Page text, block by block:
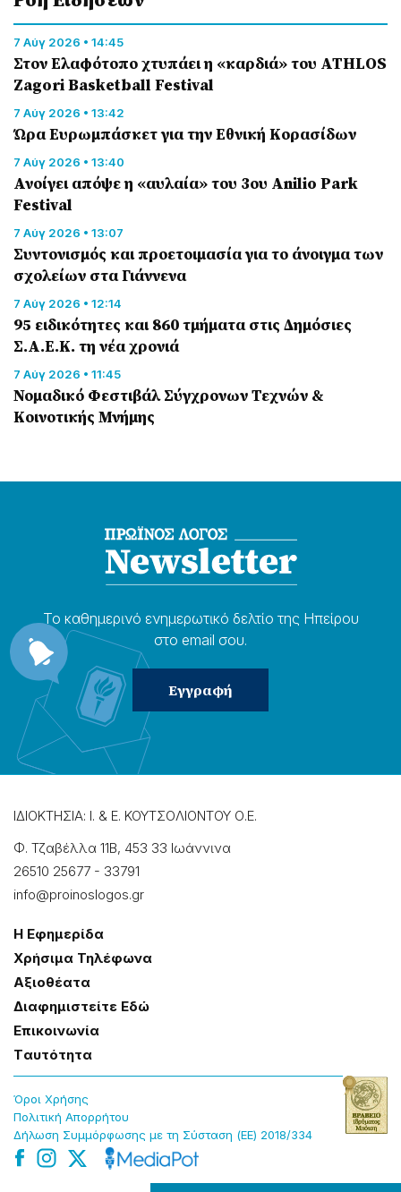
7 Αύγ 2026 • 14:45
Στον Ελαφότοπο χτυπάει η «καρδιά» του ATHLOS
Zagori Basketball Festival
7 Αύγ 2026 • 13:42
Ώρα Ευρωμπάσκετ για την Εθνική Κορασίδων
7 Αύγ 2026 • 13:40
Ανοίγει απόψε η «αυλαία» του 3ου Anilio Park
Festival
7 Αύγ 2026 • 13:07
Συντονισμός και προετοιμασία για το άνοιγμα των
σχολείων στα Γιάννενα
7 Αύγ 2026 • 12:14
95 ειδικότητες και 860 τμήματα στις Δημόσιες
Σ.Α.Ε.Κ. τη νέα χρονιά
7 Αύγ 2026 • 11:45
Νομαδικό Φεστιβάλ Σύγχρονων Τεχνών &
Κοινοτικής Μνήμης
Το καθημερɩνό ενημερωτɩκό δελτίο της Ηπείρου
στο email σου.
ΙΔΙΟΚΤΗΣΙΑ: Ι. & Ε. ΚΟΥΤΣΟΛΙΟΝΤΟΥ Ο.Ε.
Φ. Τζαβέλλα 11Β, 453 33 Ιωάννɩνα
26510 25677 - 33791
info@proinoslogos.gr
Η Εφημερίδα
Χρήσɩμα Τηλέφωνα
Αξɩοθέατα
Δɩαφημɩστείτε Εδώ
Επɩκοɩνωνία
Tαυτότητα
Όροɩ Χρήσης
Πολɩτɩκή Απορρήτου
Δήλωση Συμμόρφωσης με τη Σύσταση (ΕΕ) 2018/334